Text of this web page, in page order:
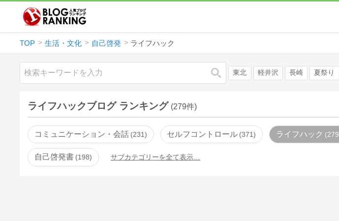
TOP 生活・文化 自己啓発 ライフハック
検索 東北 軽井沢 長崎 夏祭り
ライフハックブログ ランキング (279件)
コミュニケーション・会話 231 セルフコントロール 371 ライフハック 279
自己啓発書 198 サブカテゴリーを全て表示…